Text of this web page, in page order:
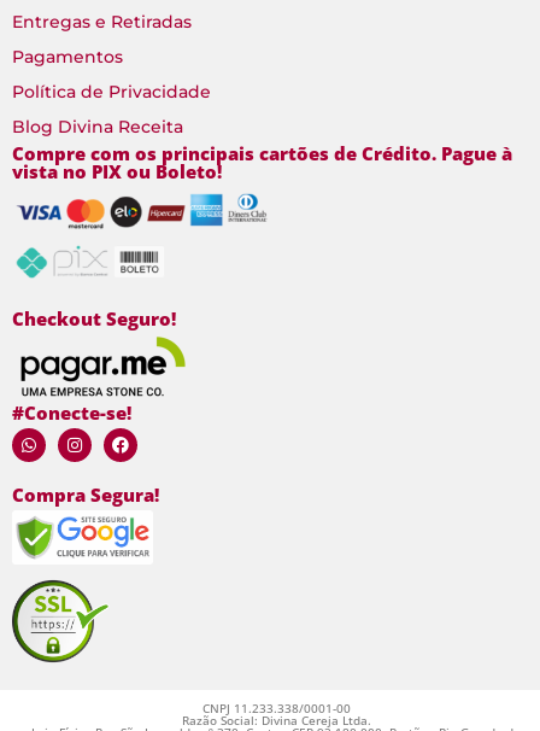
Entregas e Retiradas
Pagamentos
Política de Privacidade
Blog Divina Receita
Compre com os principais cartões de Crédito. Pague à
vista no PIX ou Boleto!
Checkout Seguro!
#Conecte-se!
Compra Segura!
CNPJ 11.233.338/0001-00
Razão Social: Divina Cereja Ltda.